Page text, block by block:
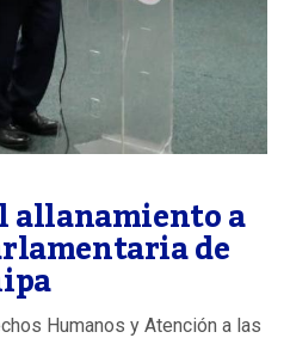
allanamiento a
de
Humanos y Atención a las